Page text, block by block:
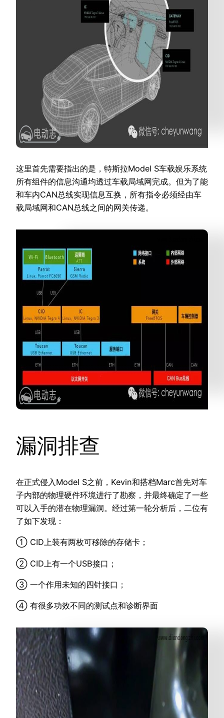
这里首先需要指出的是，特斯拉Model S车载娱乐系统
所有组件的信息沟通均透过车载局域网完成。但为了能
和车内CAN总线实现信息互换，所有指令必须经由车
载局域网和CAN总线之间的网关传递。
漏洞排查
在正式侵入Model S之前，Kevin和搭档Marc首先对车
子内部的物理硬件环境进行了勘察，并最终确定了一些
可以入手的潜在物理漏洞。经过第一轮分析后，二位有
了如下发现：
① CID上装有两枚可移除的存储卡；
② CID上有一个USB接口；
③ 一个作用未知的四针接口；
④ 有很多功效不同的测试点和诊断界面